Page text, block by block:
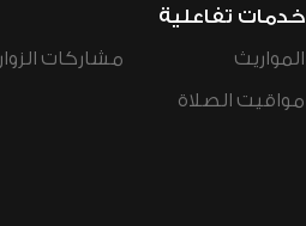
خدمات تفاعلية
المواريث
مواقيت الصلاة
مشاركات الزوار